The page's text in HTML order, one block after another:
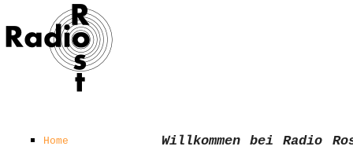
Home
Willkommen bei Radio